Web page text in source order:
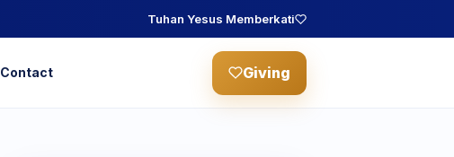
Tuhan Yesus Memberkati
Contact Giving